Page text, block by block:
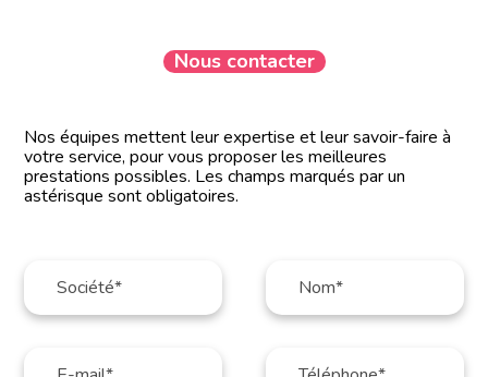
Nous contacter
Nos équipes mettent leur expertise et leur savoir-faire à
votre service, pour vous proposer les meilleures
prestations possibles. Les champs marqués par un
astérisque sont obligatoires.